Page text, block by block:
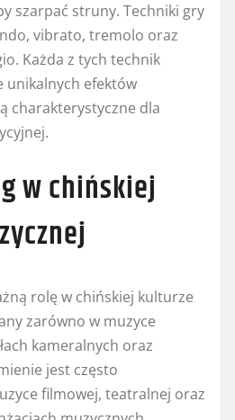
szarpać struny. Techniki gry
vibrato, tremolo oraz
Każda z tych technik
unikalnych efektów
charakterystyczne dla
w chińskiej
rolę w chińskiej kulturze
zarówno w muzyce
kameralnych oraz
jest często
filmowej, teatralnej oraz